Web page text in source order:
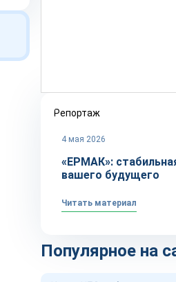
Репортаж
4 мая 2026
«ЕРМАК»:
вашего будущего
Читать материал
Популярное на